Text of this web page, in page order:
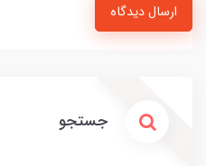
ارسال دیدگاه
جستجو